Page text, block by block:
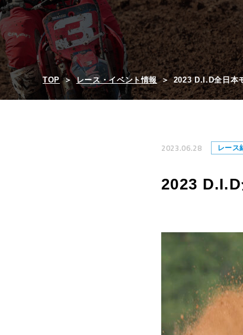
TOP レース・イベント情報 2023 D.I.D全日本
2023.06.28 レース
2023